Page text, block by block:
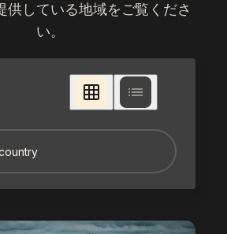
供している地域をご覧くださ
い。